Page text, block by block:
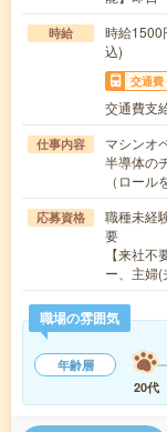
時給
時給
込)
交通費
交通費支
仕事内容
マシンオ
半導体の
（ロー
応募資格
職種未経
要
【来社
ー、主婦
職場の雰囲気
年齢層
20代